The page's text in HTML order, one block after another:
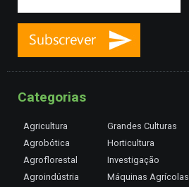
Categorias
Agricultura
Agrobótica
Agroflorestal
Agroindústria
Grandes Culturas
Horticultura
Investigação
Máquinas Agrícolas